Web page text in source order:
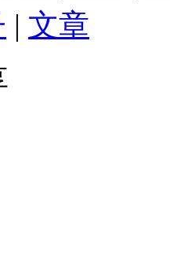
| 文章